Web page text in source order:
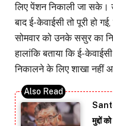
लिए पेंशन निकाली जा सके।
बाद ई-केवाईसी तो पूरी हो
सोमवार को उनके ससुर का
हालांकि बताया कि ई-
निकालने के लिए शाखा नहीं
मुद्दों